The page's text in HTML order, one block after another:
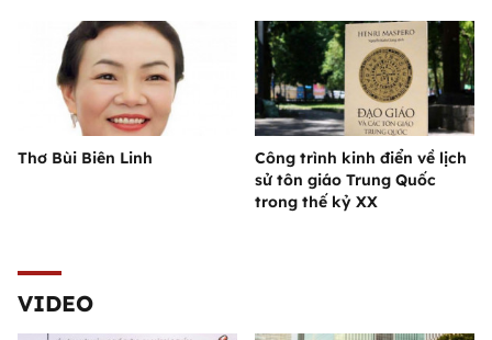
Thơ Bùi Biên Linh
Công trình kinh điển về lịch
sử tôn giáo Trung Quốc
trong thế kỷ XX
VIDEO